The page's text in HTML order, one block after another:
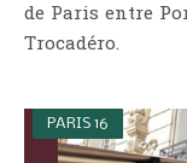
de Paris entre
Trocadéro.
PARIS 16